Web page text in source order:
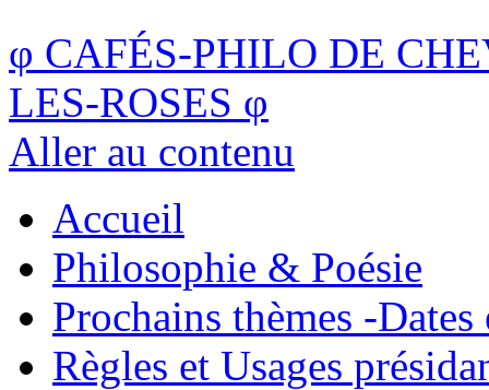
φ CAFÉS-PHILO DE
LES-ROSES φ
Aller au contenu
Accueil
Philosophie & Poésie
Prochains thèmes -
Règles et Usages